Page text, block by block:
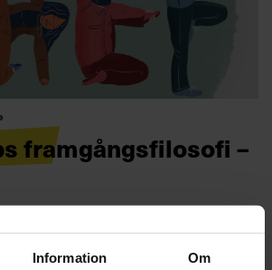
Information Om
för
framgångsfilosofi –
Jobs sista gåva till sina
hans framgångsrecept.
Läs mer